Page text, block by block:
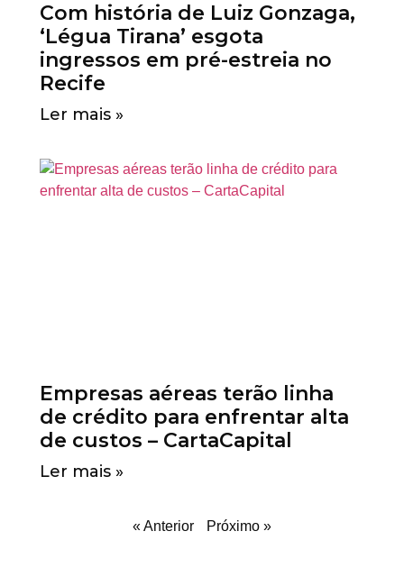
Com história de Luiz Gonzaga,
‘Légua Tirana’ esgota
ingressos em pré-estreia no
Recife
Ler mais »
Empresas aéreas terão linha
de crédito para enfrentar alta
de custos – CartaCapital
Ler mais »
« Anterior Próximo »